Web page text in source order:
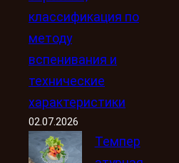
классификация по
методу
вспенивания и
технические
характеристики
02.07.2026
Темпер